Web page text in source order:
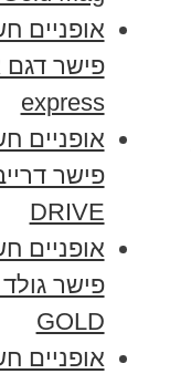
אופניים
express
אופניים
DRIVE
אופניים
GOLD
אופניים